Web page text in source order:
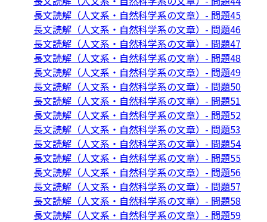
長文読解（人文系・自然科学系の文章）- 問題45
長文読解（人文系・自然科学系の文章）- 問題46
長文読解（人文系・自然科学系の文章）- 問題47
長文読解（人文系・自然科学系の文章）- 問題48
長文読解（人文系・自然科学系の文章）- 問題49
長文読解（人文系・自然科学系の文章）- 問題50
長文読解（人文系・自然科学系の文章）- 問題51
長文読解（人文系・自然科学系の文章）- 問題52
長文読解（人文系・自然科学系の文章）- 問題53
長文読解（人文系・自然科学系の文章）- 問題54
長文読解（人文系・自然科学系の文章）- 問題55
長文読解（人文系・自然科学系の文章）- 問題56
長文読解（人文系・自然科学系の文章）- 問題57
長文読解（人文系・自然科学系の文章）- 問題58
長文読解（人文系・自然科学系の文章）- 問題59